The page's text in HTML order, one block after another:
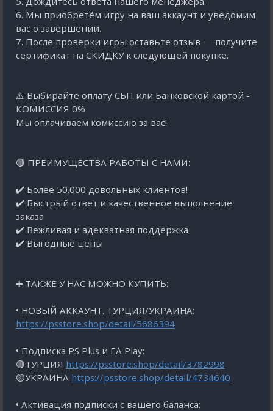
6. Мы приобретём игру на ваш аккаунт и уведомим
вас о завершении.
7. После проверки игры оставьте отзыв — получите
сертификат на СКИДКУ к следующей покупке.
⚠️ Выбирайте оплату СБП или Банковской картой -
КОМИССИЯ 0%
Мы оплачиваем комиссию за вас!
🔴 ПРЕИМУЩЕСТВА РАБОТЫ С НАМИ:
✔️ Более 50.000 довольных клиентов!
✔️ Быстрый ответ и качественное выполнение
заказа
✔️ Вежливая и адекватная поддержка
✔️ Выгодные цены
➕ ТАКЖЕ У НАС МОЖНО КУПИТЬ:
• НОВЫЙ АККАУНТ. ТУРЦИЯ/УКРАИНА:
https://psstore.shop/detail/5686394
• Подписка PS Plus и EA Play:
🔴ТУРЦИЯ https://psstore.shop/detail/3782998
🟡УКРАИНА https://psstore.shop/detail/4734640
• Активация подписки с вашего баланса: